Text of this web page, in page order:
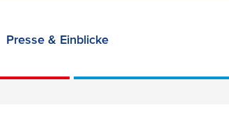
Presse & Einblicke